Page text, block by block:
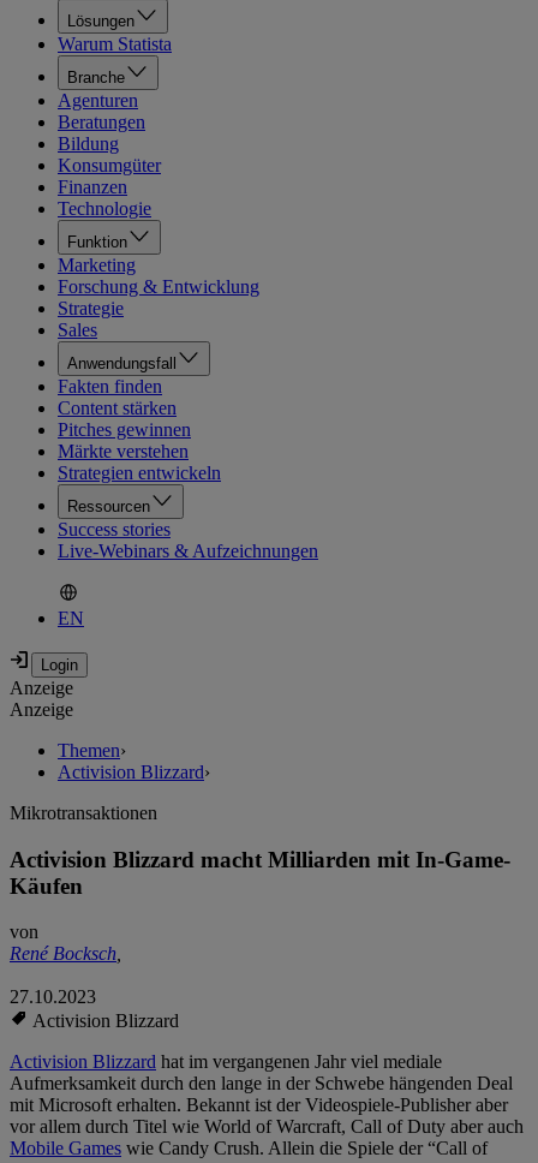
Lösungen
Warum Statista
Branche
Agenturen
Beratungen
Bildung
Konsumgüter
Finanzen
Technologie
Funktion
Marketing
Forschung & Entwicklung
Strategie
Sales
Anwendungsfall
Fakten finden
Content stärken
Pitches gewinnen
Märkte verstehen
Strategien entwickeln
Ressourcen
Success stories
Live-Webinars & Aufzeichnungen
EN
Anzeige
Anzeige
Themen›
Activision Blizzard›
Mikrotransaktionen
Activision Blizzard macht Milliarden mit In-Game-
Käufen
von
René Bocksch,
27.10.2023
Activision Blizzard
Activision Blizzard hat im vergangenen Jahr viel mediale
Aufmerksamkeit durch den lange in der Schwebe hängenden Deal
mit Microsoft erhalten. Bekannt ist der Videospiele-Publisher aber
vor allem durch Titel wie World of Warcraft, Call of Duty aber auch
Mobile Games wie Candy Crush. Allein die Spiele der “Call of